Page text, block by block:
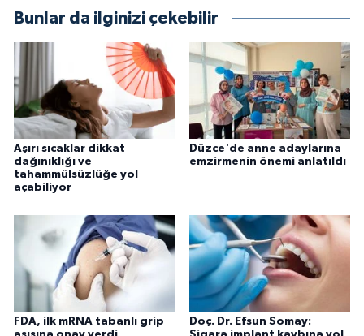
Bunlar da ilginizi çekebilir
Aşırı sıcaklar dikkat
dağınıklığı ve
tahammülsüzlüğe yol
açabiliyor
Düzce'de anne adaylarına
emzirmenin önemi anlatıldı
FDA, ilk mRNA tabanlı grip
Doç. Dr. Efsun Somay: